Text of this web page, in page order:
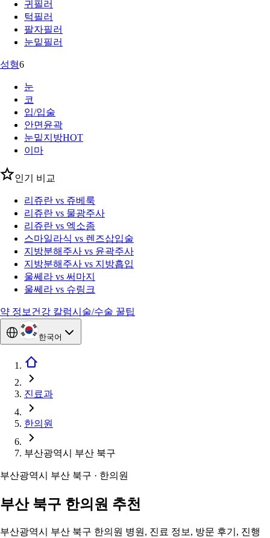
귀필러
턱필러
팔자필러
눈밑필러
성형6
눈
코
입/입술
안면윤곽
눈밑지방HOT
이마
인기 비교
리쥬란 vs 쥬베룩
리쥬란 vs 물광주사
리쥬란 vs 엑소좀
스마일라식 vs 렌즈삽입술
지방분해주사 vs 윤곽주사
지방분해주사 vs 지방흡입
울쎄라 vs 써마지
울쎄라 vs 슈링크
약 정보 건강 칼럼시술/수술 꿀팁
한국어
진료과
한의원
부산광역시 부산 북구
부산광역시 부산 북구 · 한의원
부산 북구 한의원 추천
부산광역시 부산 북구 한의원 병원, 진료 정보, 방문 후기, 진행